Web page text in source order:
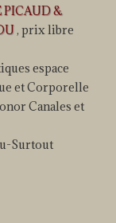
PICAUD &
, prix libre
espace
et Corporelle
Canales et
Surtout